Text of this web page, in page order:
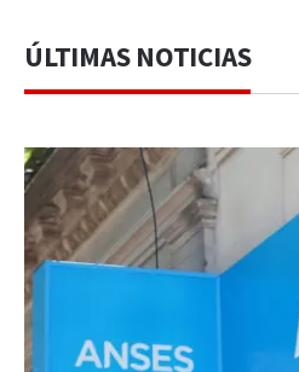
ÚLTIMAS NOTICIAS